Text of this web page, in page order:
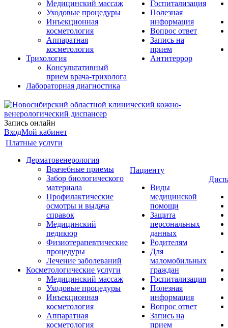
Медицинский массаж
Уходовые процедуры
Инъекционная
косметология
Аппаратная
косметология
Трихология
Консультативный
прием врача-трихолога
Лабораторная диагностика
Госпитализация
Полезная
информация
Вопрос ответ
Запись на
прием
Антитеррор
Запись онлайн
ВходМой кабинет
Платные услуги
Дерматовенерология
Врачебные приемы
Забор биологического
материала
Профилактические
осмотры и выдача
справок
Медицинский
педикюр
Физиотерапевтические
процедуры
Лечение заболеваний
Косметологические услуги
Медицинский массаж
Уходовые процедуры
Инъекционная
косметология
Аппаратная
косметология
Пациенту
Виды
медицинской
помощи
Защита
персональных
данных
Родителям
Для
маломобильных
граждан
Госпитализация
Полезная
информация
Вопрос ответ
Запись на
прием